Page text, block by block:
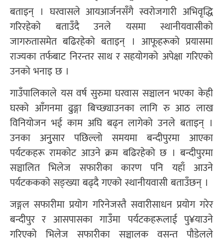
बताइन् । घरवासले आयआर्जनसँगै स्वरोजगारी अभिवृद्धि
गरिरहेको बताउँदै उनले यसमा स्थानीयवासीको
जागरुतासमेत बढिरहेको बताइन् । आफूहरूको प्रयासमा
राज्यका तर्फबाट निरन्तर साथ र सहयोगको अपेक्षा गरिएको
उनको भनाइ छ ।
गाउँपालिकाले यस वर्ष सुरुमा घरवास सञ्चालन भएका केही
घरको आँगनमा ढुङ्गा बिच्छ्याउनका लागि रु आठ लाख
विनियोजन भई काम अघि बढ्न लागेको उनले बताइन् ।
उनका अनुुसार पछिल्लो समयमा बन्दीपुरमा आएका
पर्यटकहरू रामकोट आउने क्रम बढिरहेको छ । बन्दीपुरमा
सञ्चालित भिलेज सफारीका कारण पनि यहाँ आउने
पर्यटककको सङ्ख्या बढ्दै गएको स्थानीयवासी बताउँछन् ।
जङ्गल सफारीमा प्रयोग गरिनेजस्तै सवारीसाधन प्रयोग गरेर
बन्दीपुर र आसपासका गाउँमा पर्यटकहरूलाई पु¥याउने
गरिएको भिलेज सफारीका सञ्चालक वसन्त पौडेलले